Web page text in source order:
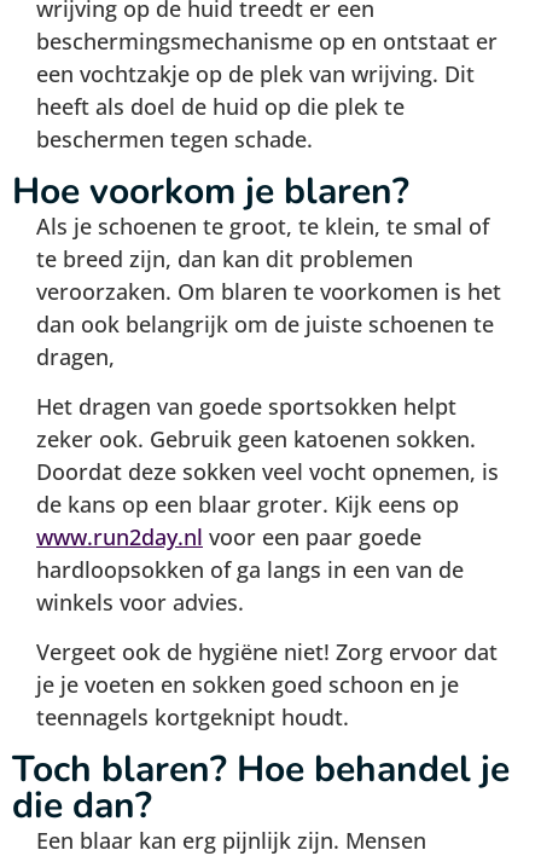
wrijving op de huid treedt er een
beschermingsmechanisme op en ontstaat er
een vochtzakje op de plek van wrijving. Dit
heeft als doel de huid op die plek te
beschermen tegen schade.
Hoe voorkom je blaren?
Als je schoenen te groot, te klein, te smal of
te breed zijn, dan kan dit problemen
veroorzaken. Om blaren te voorkomen is het
dan ook belangrijk om de juiste schoenen te
dragen,
Het dragen van goede sportsokken helpt
zeker ook. Gebruik geen katoenen sokken.
Doordat deze sokken veel vocht opnemen, is
de kans op een blaar groter. Kijk eens op
www.run2day.nl voor een paar goede
hardloopsokken of ga langs in een van de
winkels voor advies.
Vergeet ook de hygiëne niet! Zorg ervoor dat
je je voeten en sokken goed schoon en je
teennagels kortgeknipt houdt.
Toch blaren? Hoe behandel je
die dan?
Een blaar kan erg pijnlijk zijn. Mensen